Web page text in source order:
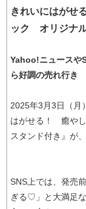
きれいにはがせ
ック オリジナ
Yahoo!ニュースや
ら好調の売れ行き
2025年3月3日（
はがせる！ 癒や
スタンド付き』が
SNS上では、発売
ぎる♡」と大満足